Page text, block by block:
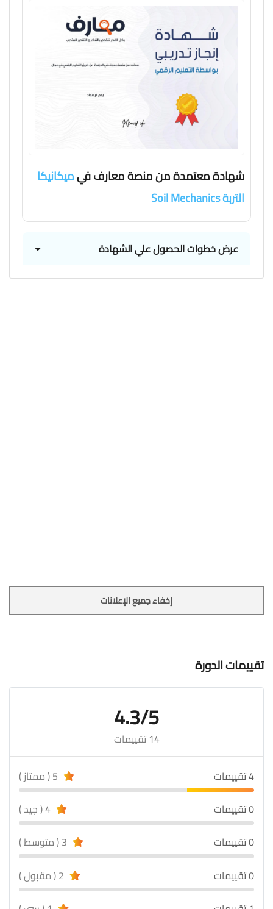
شهادة معتمدة من منصة معارف فيميكانيكا
التربة Soil Mechanics
عرض خطوات الحصول علي الشهادة
إخفاء جميع الإعلانات
تقييمات الدورة
4.3/5
14 تقييمات
4 تقييمات
0 تقييمات
0 تقييمات
0 تقييمات